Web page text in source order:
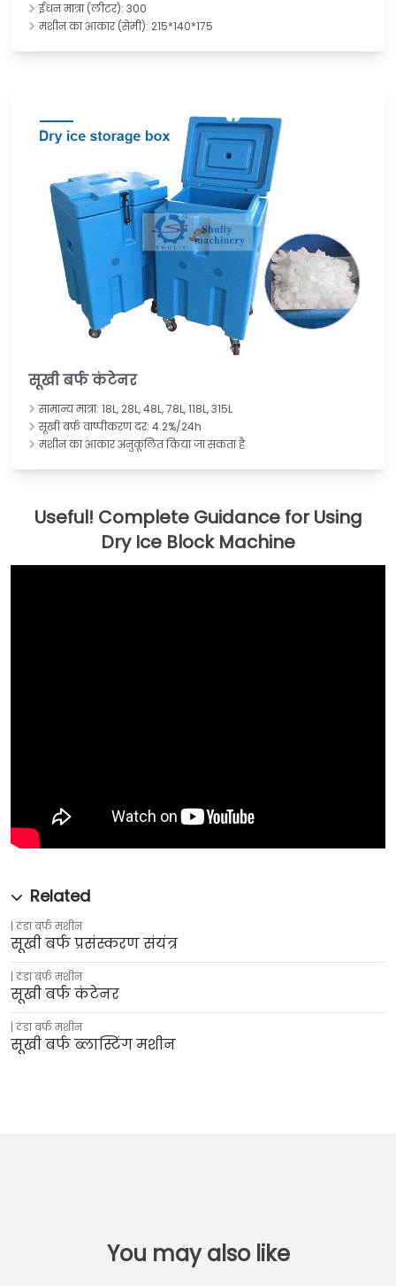
ईंधन मात्रा (लीटर): 300
मशीन का आकार (सेमी): 215*140*175
सूखी बर्फ कंटेनर
सामान्य मात्रा: 18L, 28L, 48L, 78L, 118L, 315L
सूखी बर्फ वाष्पीकरण दर: 4.2%/24h
मशीन का आकार अनुकूलित किया जा सकता है
ठंडा बर्फ मशीन
सूखी बर्फ प्रसंस्करण संयंत्र
ठंडा बर्फ मशीन
सूखी बर्फ कंटेनर
ठंडा बर्फ मशीन
सूखी बर्फ ब्लास्टिंग मशीन